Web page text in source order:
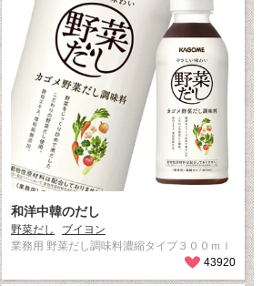
和洋中韓のだし
野菜だし
ブイヨン
業務用 野菜だし調味料濃縮タイプ３００ｍｌ
43920